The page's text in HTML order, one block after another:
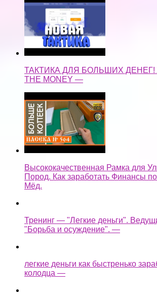
ТАКТИКА ДЛЯ БОЛЬШИХ ДЕНЕГ! /
THE MONEY —
Высококачественная Рамка для
Пород. Как заработать Финансы
Мёд.
Тренинг — "Легкие деньги".
"Борьба и осуждение". —
легкие деньги как быстренько
колодца —